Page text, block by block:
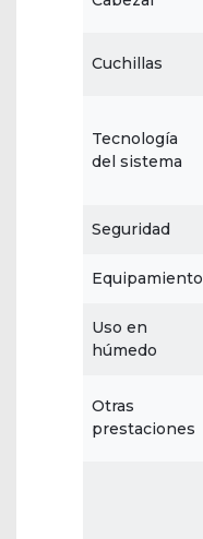
Cuchillas
Tecnología
del sistema
Seguridad
Equipamiento
Uso en
húmedo
Otras
prestaciones